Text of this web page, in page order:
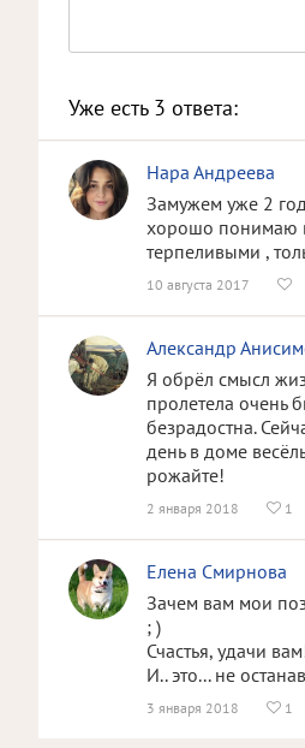
Уже есть 3 ответа:
Нара Андреева
Замужем уже 2
хорошо понимаю
терпеливыми ,
10 августа 2017 
Александр
Я обрёл смысл
пролетела очень
безрадостна.
день в доме
рожайте!
2 января 2018  1
Елена Смирнова
Зачем вам мои
; )
Счастья, удачи
И.. это... не
3 января 2018  1